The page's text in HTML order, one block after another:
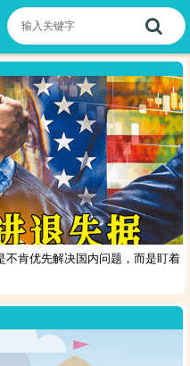
不肯优先解决国内问题，而是盯着